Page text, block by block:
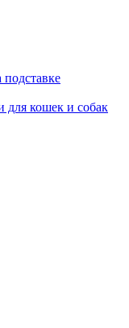
для кошек и собак